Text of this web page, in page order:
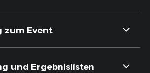
zum Event
und Ergebnislisten